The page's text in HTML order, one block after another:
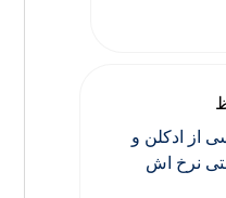
از ادکلن و
نرخ اش